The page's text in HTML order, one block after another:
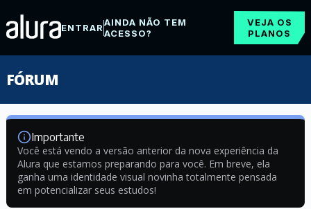
ENTRARAINDA NÃO TEM
ACESSO?
VEJA OS
PLANOS
FÓRUM
Importante
Você está vendo a versão anterior da nova experiência da
Alura que estamos preparando para você. Em breve, ela
ganha uma identidade visual novinha totalmente pensada
em potencializar seus estudos!